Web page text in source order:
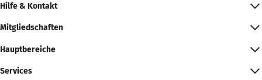
Hilfe & Kontakt
Mitgliedschaften
Hauptbereiche
Services